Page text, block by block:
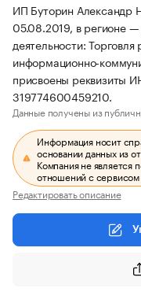
ИП Буторин Александр
05.08.2019, в регионе
деятельности:
информационно-
присвоены реквизиты
319774600459210.
Данные получены из
Информация носит
основании данных из
Компания не является
отношений с сервисом
Редактировать описание